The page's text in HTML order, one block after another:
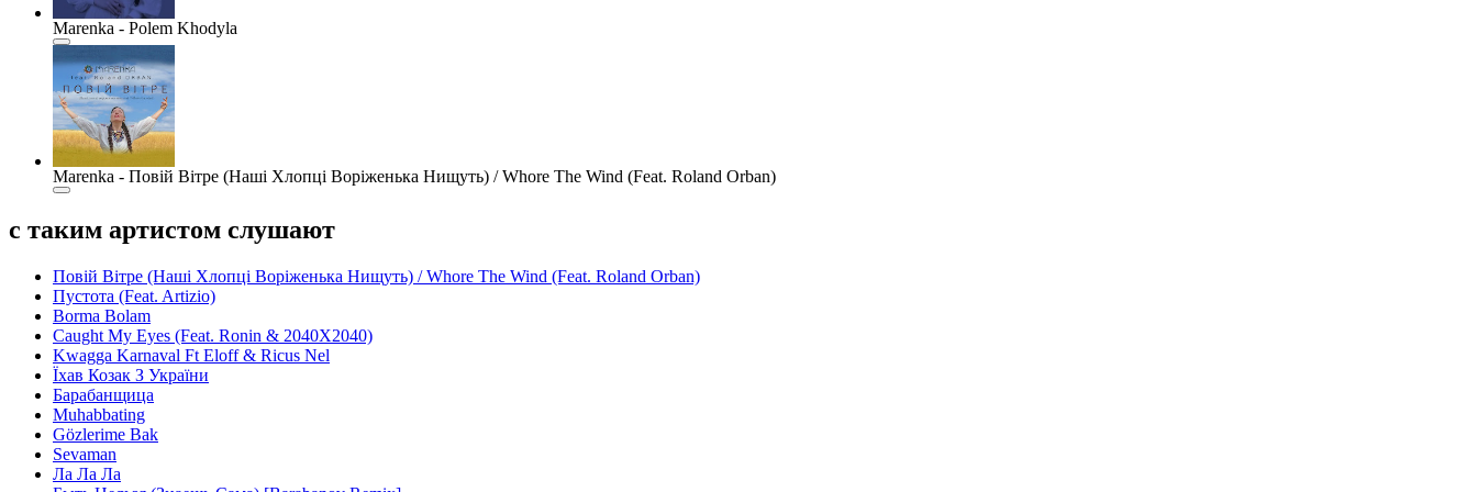
Marenka - Polem Khodyla
Marenka - Повій Вітре (Наші Хлопці Воріженька Нищуть) / Whore The Wind (Feat. Roland Orban)
с таким артистом слушают
Повій Вітре (Наші Хлопці Воріженька Нищуть) / Whore The Wind (Feat. Roland Orban)
Пустота (Feat. Artizio)
Borma Bolam
Caught My Eyes (Feat. Ronin & 2040X2040)
Kwagga Karnaval Ft Eloff & Ricus Nel
Їхав Козак З України
Барабанщица
Muhabbating
Gözlerime Bak
Sevaman
Ла Ла Ла